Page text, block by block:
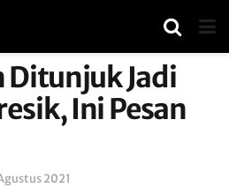
Jadi
Ini Pesan
2021